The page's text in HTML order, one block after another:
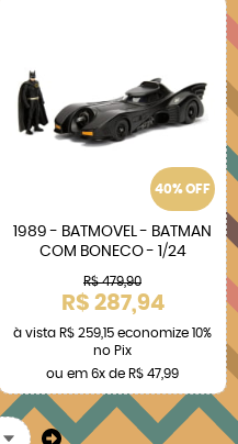
40% OFF
1989 - BATMOVEL - BATMAN
COM BONECO - 1/24
R$ 479,90
R$ 287,94
à vista R$ 259,15 economize 10%
no Pix
ou em 6x de R$ 47,99